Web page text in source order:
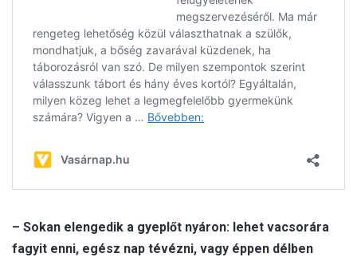
– Sokan elengedik a gyeplőt nyáron: lehet vacsorára
fagyit enni, egész nap tévézni, vagy éppen délben